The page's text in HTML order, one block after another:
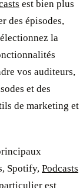
est bien plus
des épisodes,
la
vos auditeurs,
et des
de marketing et
Spotify, Podcasts
est